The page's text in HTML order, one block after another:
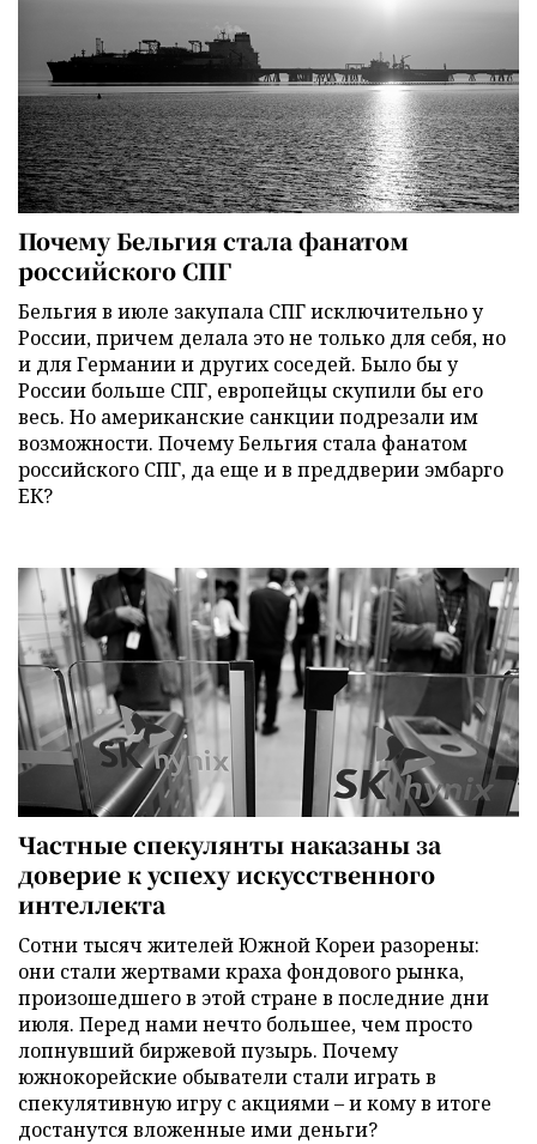
Почему Бельгия стала фанатом
российского СПГ
Бельгия в июле закупала СПГ исключительно у
России, причем делала это не только для себя, но
и для Германии и других соседей. Было бы у
России больше СПГ, европейцы скупили бы его
весь. Но американские санкции подрезали им
возможности. Почему Бельгия стала фанатом
российского СПГ, да еще и в преддверии эмбарго
ЕК?
Частные спекулянты наказаны за
доверие к успеху искусственного
интеллекта
Сотни тысяч жителей Южной Кореи разорены:
они стали жертвами краха фондового рынка,
произошедшего в этой стране в последние дни
июля. Перед нами нечто большее, чем просто
лопнувший биржевой пузырь. Почему
южнокорейские обыватели стали играть в
спекулятивную игру с акциями – и кому в итоге
достанутся вложенные ими деньги?